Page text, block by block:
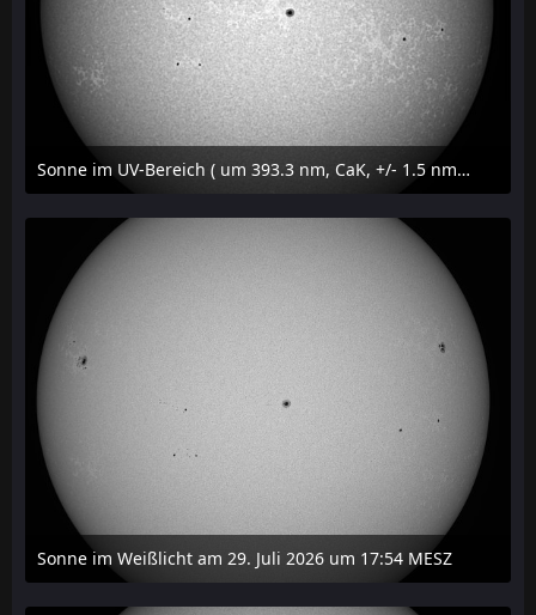
Sonne im UV-Bereich ( um 393.3 nm, CaK, +/- 1.5 nm) am 29. Juli 2026 um 17:59 MESZ
31. Juli 2026 um 20:03
Sonne im Weißlicht am 29. Juli 2026 um 17:54 MESZ
31. Juli 2026 um 20:03